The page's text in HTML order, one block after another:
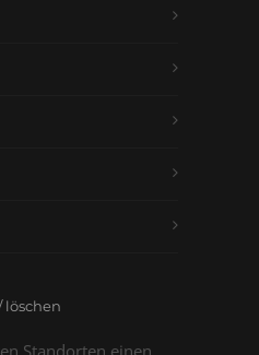
löschen
Standorten einen